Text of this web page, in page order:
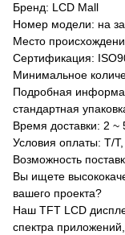
Бренд: LCD Mall
Номер модели: на
Место
Сертификация:
Минимальное
Подробная
стандартная
Время доставки: 2 ~
Условия оплаты: T/
Возможность
Вы ищете
вашего проекта?
Наш TFT LCD
спектра